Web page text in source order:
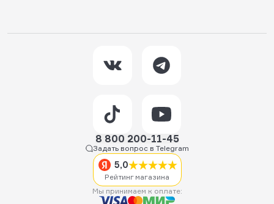
8 800 200-11-45
Задать вопрос в Telegram
5,0
Рейтинг магазина
Мы принимаем к оплате: